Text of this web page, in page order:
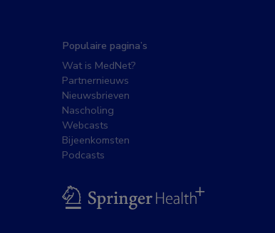
Populaire pagina’s
Wat is MedNet?
Partnernieuws
Nieuwsbrieven
Nascholing
Webcasts
Bijeenkomsten
Podcasts
BSL